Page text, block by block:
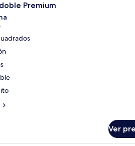
Premium
Ver